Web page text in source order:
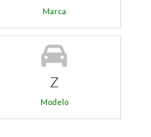
Marca
Z
Modelo